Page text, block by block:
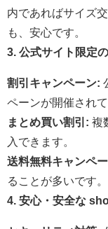
内であればサイズ
も、安心です。
3. 公式サイト限定
割引キャンペーン:
ペーンが開催されて
まとめ買い割引: 複
入できます。
送料無料キャンペ
ることが多いです。
4. 安心・安全な